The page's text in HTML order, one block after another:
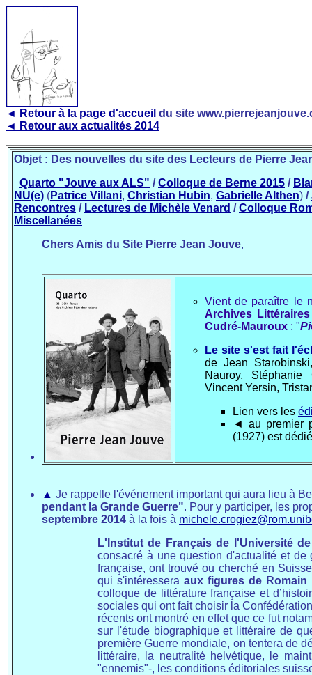
◄ Retour à la page d'accueil du site
◄ Retour aux actualités 2014
Objet : Des nouvelles du site des Lecteurs de Pierre
Quarto "Jouve aux ALS" / Colloque de Berne 2015 /
NU(e) (Patrice Villani, Christian Hubin, Gabrielle Althen) /
Rencontres / Lectures de Michèle Venard /Colloque
Miscellanées
Chers Amis du Site Pierre Jean Jouve,
Vient de paraître le
Archives
Cudré-Mauroux : "
Le site s'est fait
de Jean
Nauroy, Stéphanie
Vincent Yersin,
Lien vers les
◄ au premier
(1927) est
▲ Je rappelle l'événement important qui aura lieu à
pendant la Grande Guerre". Pour y participer, les
septembre 2014 à la fois à
L'Institut de Français de l'Université
consacré à une question d'actualité et
française, ont trouvé ou cherché en
qui s'intéresseraaux figures de
colloque de littérature française et
sociales qui ont fait choisir la
récents ont montré en effet que ce fut
sur l'étude biographique et littéraire de
première Guerre mondiale, on tentera de
littéraire, la neutralité helvétique, le
"ennemis"-, les conditions éditoriales